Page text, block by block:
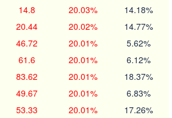
14.8 20.03% 14.18%
20.44 20.02% 14.77%
46.72 20.01% 5.62%
61.6 20.01% 6.12%
83.62 20.01% 18.37%
49.67 20.01% 6.83%
53.33 20.01% 17.26%